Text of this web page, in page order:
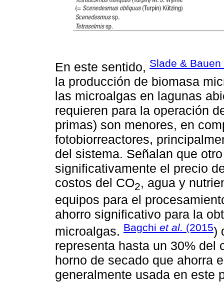
En este sentido, Slade & Bauen
la producción de biomasa
las microalgas en lagunas
requieren para la operación
primas) son menores, en
fotobiorreactores,
del sistema. Señalan que
significativamente el precio
costos del CO2, agua y
equipos para el
ahorro significativo para la
microalgas. Bagchi et al. (2015)
representa hasta un 30% del
horno de secado que ahorra
generalmente usada en este